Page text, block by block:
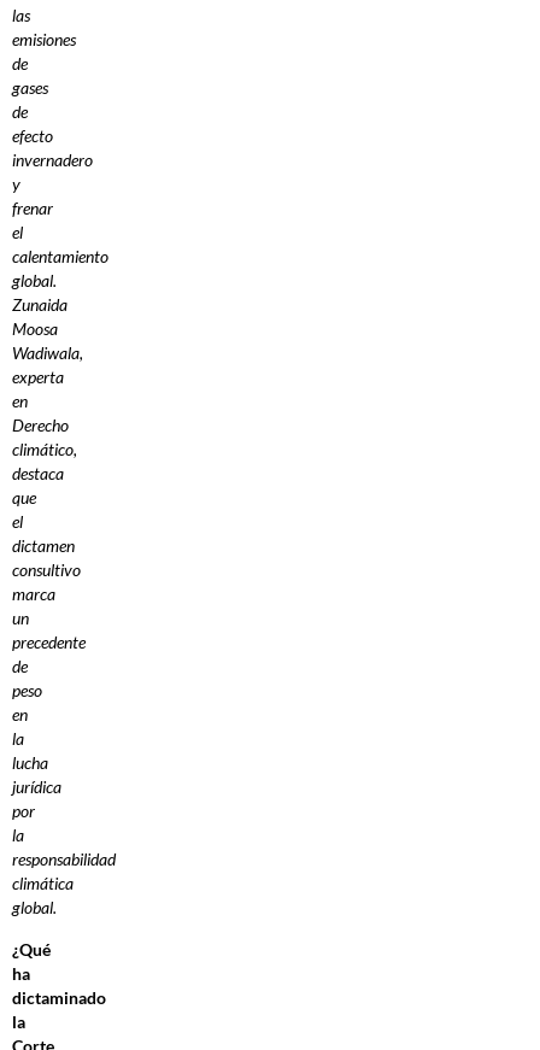
las
emisiones
de
gases
de
efecto
invernadero
y
frenar
el
calentamiento
global.
Zunaida
Moosa
Wadiwala,
experta
en
Derecho
climático,
destaca
que
el
dictamen
consultivo
marca
un
precedente
de
peso
en
la
lucha
jurídica
por
la
responsabilidad
climática
global.
¿Qué
ha
dictaminado
la
Corte